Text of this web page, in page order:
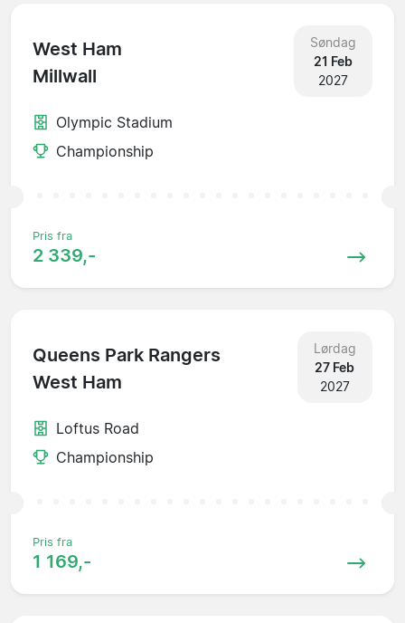
West Ham
Millwall
Søndag
21 Feb
2027
Olympic Stadium
Championship
Pris fra
2 339,-
Queens Park Rangers
West Ham
Lørdag
27 Feb
2027
Loftus Road
Championship
Pris fra
1 169,-